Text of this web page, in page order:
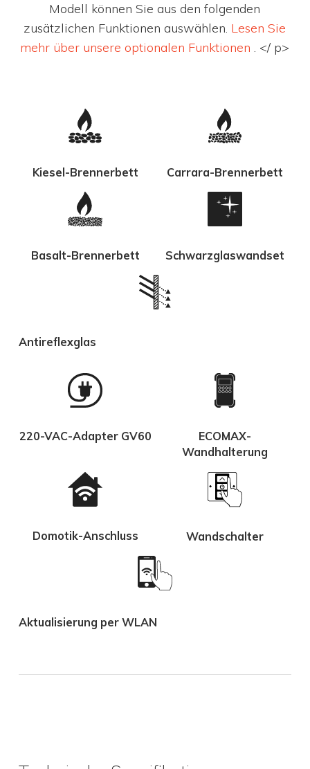
Modell können Sie aus den folgenden
zusätzlichen Funktionen auswählen. Lesen Sie
mehr über unsere optionalen Funktionen. </ p>
Kiesel-Brennerbett Carrara-Brennerbett
Basalt-Brennerbett Schwarzglaswandset
Antireflexglas
220-VAC-Adapter GV60
ECOMAX-
Wandhalterung
Domotik-Anschluss Wandschalter
Aktualisierung per WLAN